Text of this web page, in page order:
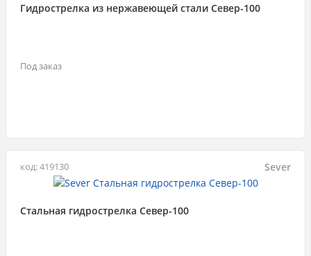
Гидрострелка из нержавеющей стали Север-100
Под заказ
код: 419130 Sever
Стальная гидрострелка Север-100